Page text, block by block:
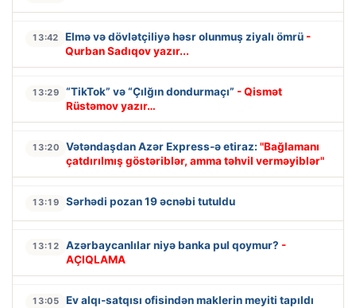
13:42 Elmə və dövlətçiliyə həsr olunmuş ziyalı ömrü -
Qurban Sadıqov yazır...
13:29 “TikTok” və “Çılğın dondurmaçı” - Qismət
Rüstəmov yazır…
13:20 Vətəndaşdan Azər Express-ə etiraz: "Bağlamanı
çatdırılmış göstəriblər, amma təhvil verməyiblər"
13:19 Sərhədi pozan 19 əcnəbi tutuldu
13:12 Azərbaycanlılar niyə banka pul qoymur? -
AÇIQLAMA
13:05 Ev alqı-satqısı ofisindən maklerin meyiti tapıldı